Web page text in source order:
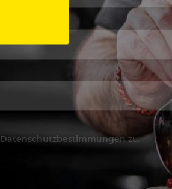
Datenschutzbestimmungenzu.